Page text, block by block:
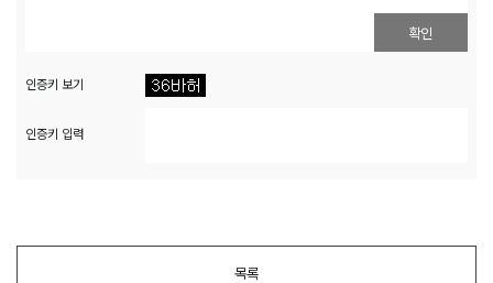
확인
인증키 보기
인증키 입력
목록